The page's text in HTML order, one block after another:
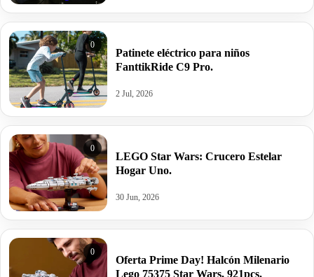
0
Patinete eléctrico para niños
FanttikRide C9 Pro.
2 Jul, 2026
0
LEGO Star Wars: Crucero Estelar
Hogar Uno.
30 Jun, 2026
0
Oferta Prime Day! Halcón Milenario
Lego 75375 Star Wars, 921pcs.